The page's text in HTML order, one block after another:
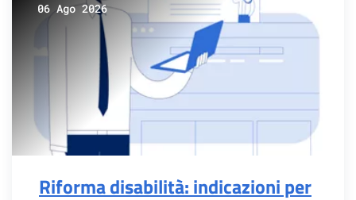
06 Ago 2026
Riforma disabilità: indicazioni per